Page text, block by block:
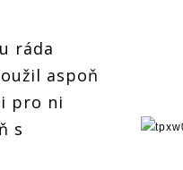
ráda
aspoň
pro ni
s